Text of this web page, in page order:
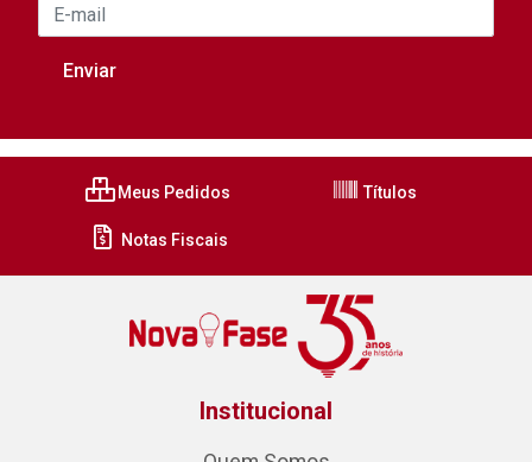
Meus Pedidos Títulos
Notas Fiscais
Institucional